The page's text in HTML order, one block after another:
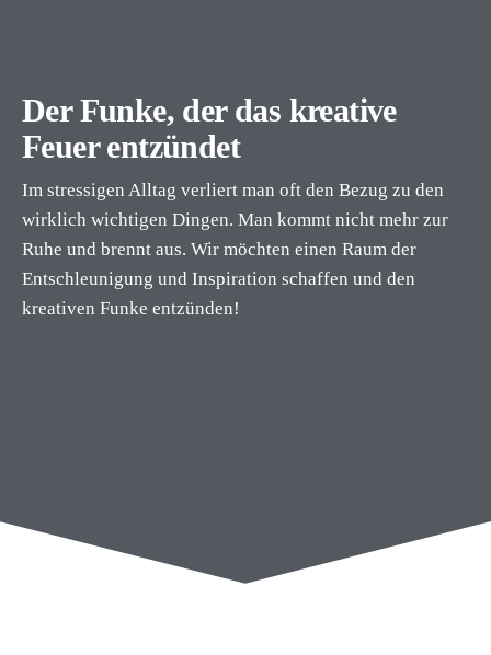
Der Funke, der das kreative
Feuer entzündet
Im stressigen Alltag verliert man oft den Bezug zu den
wirklich wichtigen Dingen. Man kommt nicht mehr zur
Ruhe und brennt aus. Wir möchten einen Raum der
Entschleunigung und Inspiration schaffen und den
kreativen Funke entzünden!